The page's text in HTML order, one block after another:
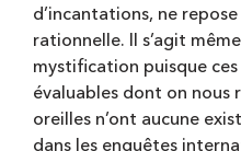
d’incantations, ne
rationnelle. Il s’agit
mystification puisque
évaluables dont on nous
oreilles n’ont aucune
dans les enquêtes